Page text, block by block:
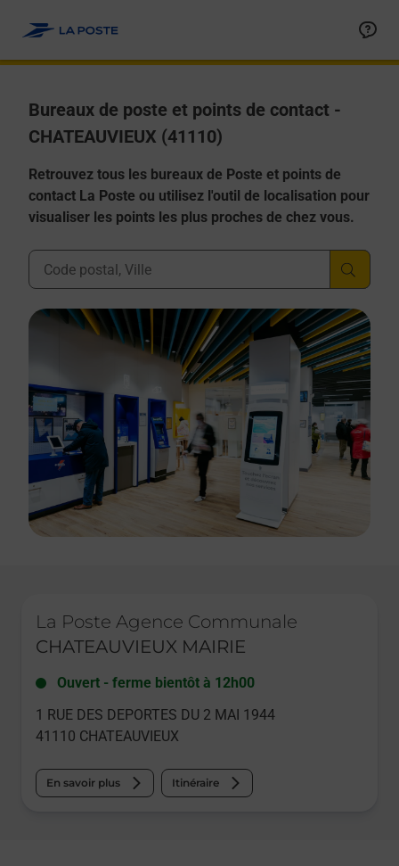
Bureaux de poste et points de contact -
CHATEAUVIEUX (41110)
Retrouvez tous les bureaux de Poste et points de
contact La Poste ou utilisez l'outil de localisation pour
visualiser les points les plus proches de chez vous.
Ville, Département, Code Postal
La Poste Agence Communale
CHATEAUVIEUX MAIRIE
Ouvert - ferme bientôt à 12h00
1 RUE DES DEPORTES DU 2 MAI 1944
41110 CHATEAUVIEUX
En savoir plus Itinéraire